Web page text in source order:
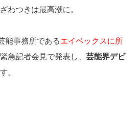
わつきは最高潮に。
能事務所であるエイベックスに所
急記者会見で発表し、 芸能界デビ
。